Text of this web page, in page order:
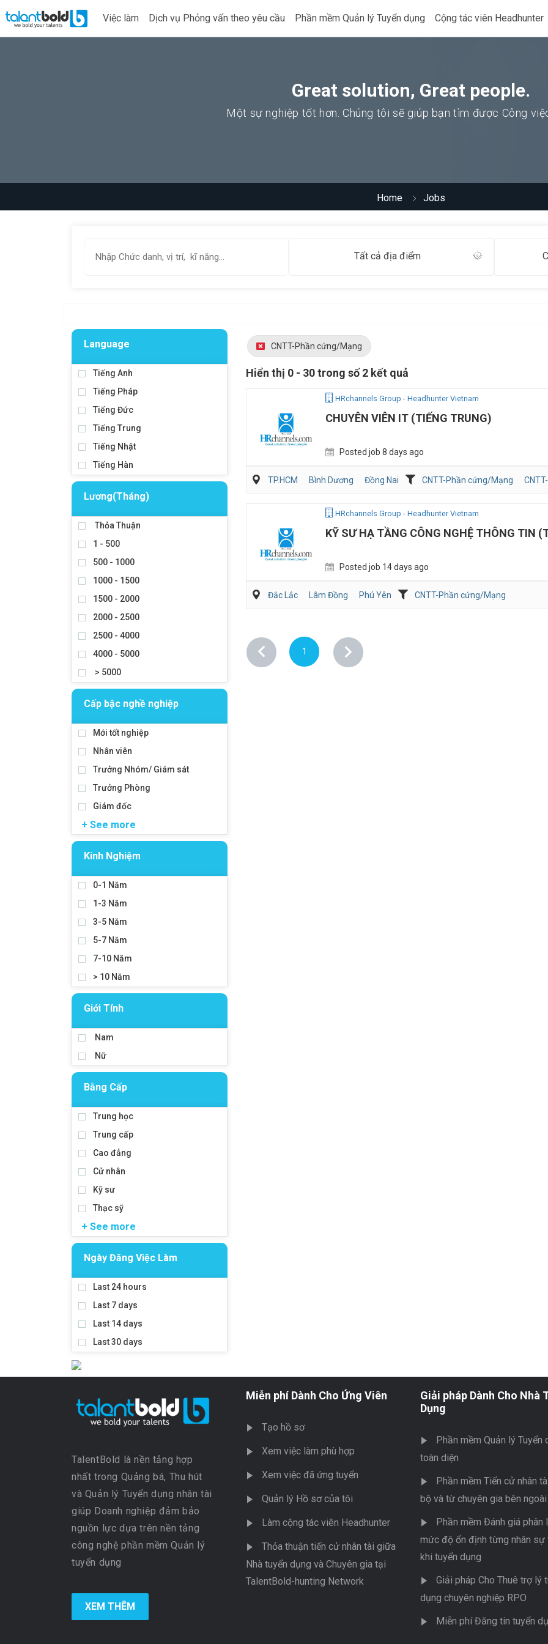
Việc làm Dịch vụ Phỏng vấn theo yêu cầu Phần mềm Quản lý Tuyển dụng Cộng tác viên Headhunter
Great solution, Great people.
Một sự nghiệp tốt hơn. Chúng tôi sẽ giúp bạn tìm được Công
Home Jobs
Tất cả địa điểm
Language
Tiếng Anh
Tiếng Pháp
Tiếng Đức
Tiếng Trung
Tiếng Nhật
Tiếng Hàn
Lương(Tháng)
Thỏa Thuận
1 - 500
500 - 1000
1000 - 1500
1500 - 2000
2000 - 2500
2500 - 4000
4000 - 5000
> 5000
Cấp bậc nghề nghiệp
Mới tốt nghiệp
Nhân viên
Trưởng Nhóm/ Giám sát
Trưởng Phòng
Giám đốc
+ See more
Kinh Nghiệm
0-1 Năm
1-3 Năm
3-5 Năm
5-7 Năm
7-10 Năm
> 10 Năm
Giới Tính
Nam
Nữ
Bằng Cấp
Trung học
Trung cấp
Cao đẳng
Cử nhân
Kỹ sư
Thạc sỹ
+ See more
Ngày Đăng Việc Làm
Last 24 hours
Last 7 days
Last 14 days
Last 30 days
CNTT-Phần cứng/Mạng
Hiển thị 0 - 30 trong số 2 kết quả
HRchannels Group - Headhunter Vietnam
CHUYÊN VIÊN IT (TIẾNG TRUNG)
Posted job 8 days ago
TP.HCM Bình Dương Đồng Nai CNTT-Phần cứng/Mạng
HRchannels Group - Headhunter Vietnam
KỸ SƯ HẠ TẦNG CÔNG NGHỆ THÔNG TIN
Posted job 14 days ago
Đắc Lắc Lâm Đồng Phú Yên CNTT-Phần cứng/Mạng
1
TalentBold là nền tảng hợp
nhất trong Quảng bá, Thu hút
và Quản lý Tuyển dụng nhân tài
giúp Doanh nghiệp đảm bảo
nguồn lực dựa trên nền tảng
công nghệ phần mềm Quản lý
tuyển dụng
XEM THÊM
Miễn phí Dành Cho Ứng Viên
Tạo hồ sơ
Xem việc làm phù hợp
Xem việc đã ứng tuyển
Quản lý Hồ sơ của tôi
Làm cộng tác viên Headhunter
Thỏa thuận tiến cử nhân tài giữa
Nhà tuyển dụng và Chuyên gia tại
TalentBold-hunting Network
Giải pháp Dành Cho Nhà
Dụng
Phần mềm Quản lý Tuyển
toàn diện
Phần mềm Tiến cử nhân
bộ và từ chuyên gia bên ngoài
Phần mềm Đánh giá phân
mức độ ổn định từng nhân
khi tuyển dụng
Giải pháp Cho Thuê trợ lý
dụng chuyên nghiệp RPO
Miễn phí Đăng tin tuyển